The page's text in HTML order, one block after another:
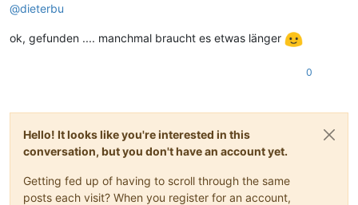
@dieterbu
ok, gefunden .... manchmal braucht es etwas länger
0
Hello! It looks like you're interested in this
conversation, but you don't have an account yet.
Getting fed up of having to scroll through the same
posts each visit? When you register for an account,